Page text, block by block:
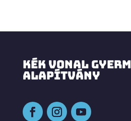
KÉK VONAL
ALAPÍTVÁNY